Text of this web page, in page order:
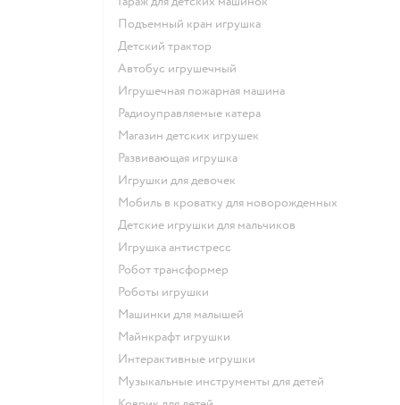
Подъемный кран игрушка
Детский трактор
Автобус игрушечный
Игрушечная пожарная машина
Радиоуправляемые катера
Магазин детских игрушек
Развивающая игрушка
Игрушки для девочек
Мобиль в кроватку для новорожденных
Детские игрушки для мальчиков
Игрушка антистресс
Робот трансформер
Роботы игрушки
Машинки для малышей
Майнкрафт игрушки
Интерактивные игрушки
Музыкальные инструменты для детей